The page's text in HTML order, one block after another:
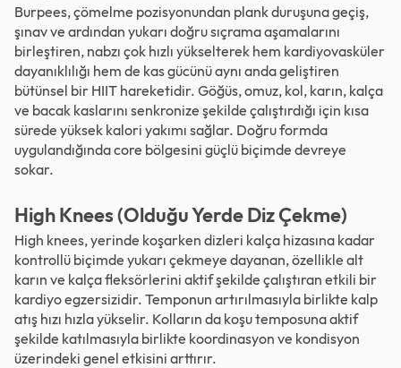
Burpees, çömelme pozisyonundan plank duruşuna geçiş,
şınav ve ardından yukarı doğru sıçrama aşamalarını
birleştiren, nabzı çok hızlı yükselterek hem kardiyovasküler
dayanıklılığı hem de kas gücünü aynı anda geliştiren
bütünsel bir HIIT hareketidir. Göğüs, omuz, kol, karın, kalça
ve bacak kaslarını senkronize şekilde çalıştırdığı için kısa
sürede yüksek kalori yakımı sağlar. Doğru formda
uygulandığında core bölgesini güçlü biçimde devreye
sokar.
High Knees (Olduğu Yerde Diz Çekme)
High knees, yerinde koşarken dizleri kalça hizasına kadar
kontrollü biçimde yukarı çekmeye dayanan, özellikle alt
karın ve kalça fleksörlerini aktif şekilde çalıştıran etkili bir
kardiyo egzersizidir. Temponun artırılmasıyla birlikte kalp
atış hızı hızla yükselir. Kolların da koşu temposuna aktif
şekilde katılmasıyla birlikte koordinasyon ve kondisyon
üzerindeki genel etkisini arttırır.